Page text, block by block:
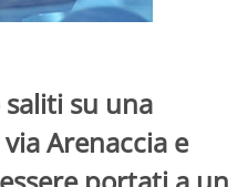
su una
Arenaccia e